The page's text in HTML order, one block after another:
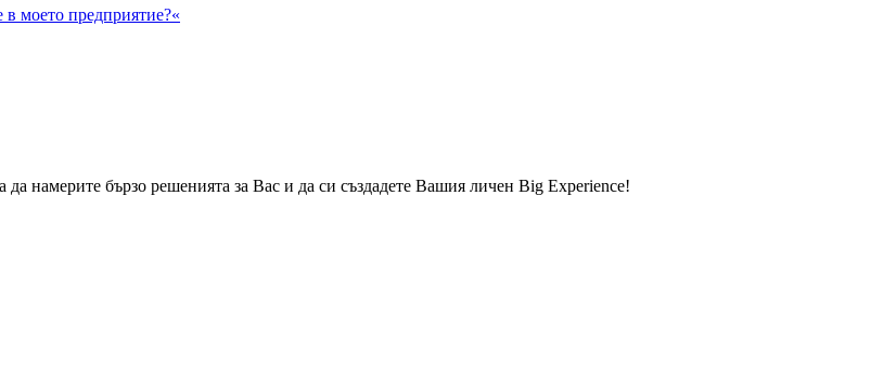
моето предприятие?«
намерите бързо решенията за Вас и да си създадете Вашия личен Big Experience!